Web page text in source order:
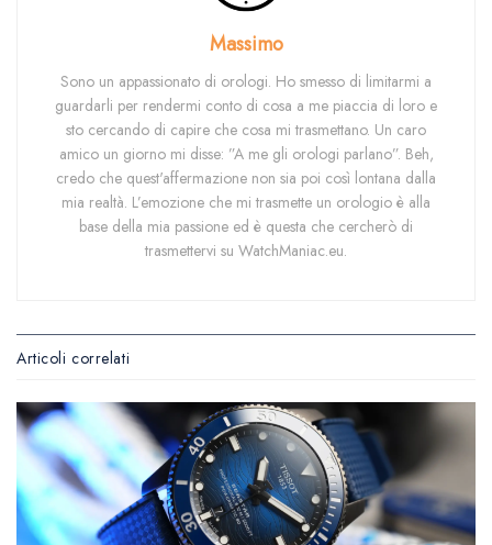
Massimo
Sono un appassionato di orologi. Ho smesso di limitarmi a
guardarli per rendermi conto di cosa a me piaccia di loro e
sto cercando di capire che cosa mi trasmettano. Un caro
amico un giorno mi disse: ”A me gli orologi parlano”. Beh,
credo che quest'affermazione non sia poi così lontana dalla
mia realtà. L’emozione che mi trasmette un orologio è alla
base della mia passione ed è questa che cercherò di
trasmettervi su WatchManiac.eu.
Articoli correlati